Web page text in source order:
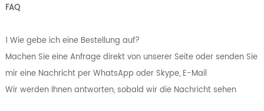
FAQ
1 Wie gebe ich eine Bestellung auf?
Machen Sie eine Anfrage direkt von unserer Seite oder senden Sie
mir eine Nachricht per WhatsApp oder Skype, E-Mail
Wir werden Ihnen antworten, sobald wir die Nachricht sehen